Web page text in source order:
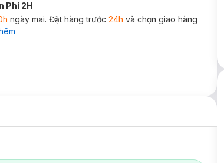
Phí 2H
ngày mai. Đặt hàng trước 24h và chọn giao hàng